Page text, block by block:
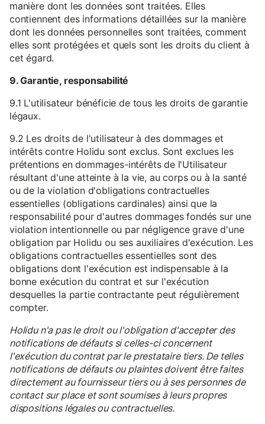
manière dont les données sont traitées. Elles
contiennent des informations détaillées sur la manière
dont les données personnelles sont traitées, comment
elles sont protégées et quels sont les droits du client à
cet égard.
9. Garantie, responsabilité
9.1 L'utilisateur bénéficie de tous les droits de garantie
légaux.
9.2 Les droits de l'utilisateur à des dommages et
intérêts contre Holidu sont exclus. Sont exclues les
prétentions en dommages-intérêts de l'Utilisateur
résultant d'une atteinte à la vie, au corps ou à la santé
ou de la violation d'obligations contractuelles
essentielles (obligations cardinales) ainsi que la
responsabilité pour d'autres dommages fondés sur une
violation intentionnelle ou par négligence grave d'une
obligation par Holidu ou ses auxiliaires d'exécution. Les
obligations contractuelles essentielles sont des
obligations dont l'exécution est indispensable à la
bonne exécution du contrat et sur l'exécution
desquelles la partie contractante peut régulièrement
compter.
Holidu n'a pas le droit ou l'obligation d'accepter des
notifications de défauts si celles-ci concernent
l'exécution du contrat par le prestataire tiers. De telles
notifications de défauts ou plaintes doivent être faites
directement au fournisseur tiers ou à ses personnes de
contact sur place et sont soumises à leurs propres
dispositions légales ou contractuelles.